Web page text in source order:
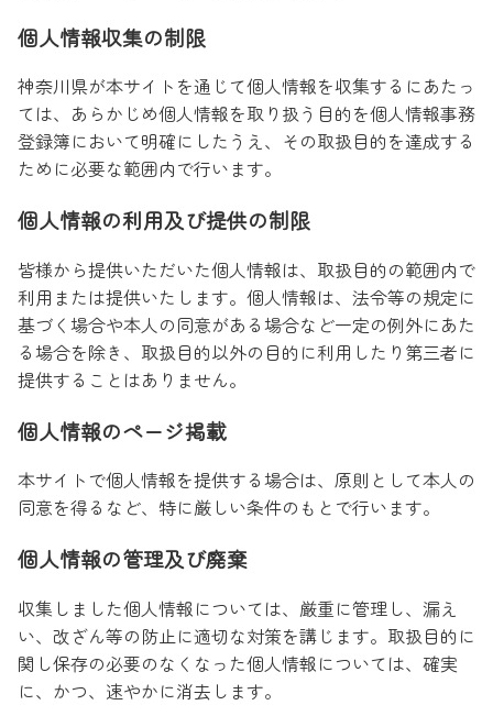
個人情報収集の制限
神奈川県が本サイトを通じて個人情報を収集するにあたっ
ては、あらかじめ個人情報を取り扱う目的を個人情報事務
登録簿において明確にしたうえ、その取扱目的を達成する
ために必要な範囲内で行います。
個人情報の利用及び提供の制限
皆様から提供いただいた個人情報は、取扱目的の範囲内で
利用または提供いたします。個人情報は、法令等の規定に
基づく場合や本人の同意がある場合など一定の例外にあた
る場合を除き、取扱目的以外の目的に利用したり第三者に
提供することはありません。
個人情報のページ掲載
本サイトで個人情報を提供する場合は、原則として本人の
同意を得るなど、特に厳しい条件のもとで行います。
個人情報の管理及び廃棄
収集しました個人情報については、厳重に管理し、漏え
い、改ざん等の防止に適切な対策を講じます。取扱目的に
関し保存の必要のなくなった個人情報については、確実
に、かつ、速やかに消去します。